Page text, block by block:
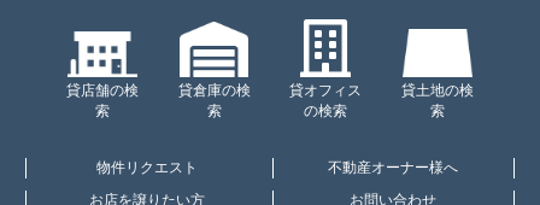
貸店舗の検
索
貸倉庫の検
索
貸オフィス
の検索
貸土地の検
索
物件リクエスト
不動産オーナー様へ
お店を譲りたい方
お問い合わせ